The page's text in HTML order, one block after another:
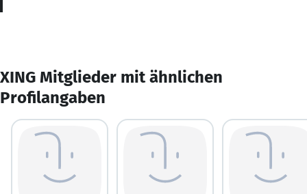
XING Mitglieder mit ähnlichen
Profilangaben